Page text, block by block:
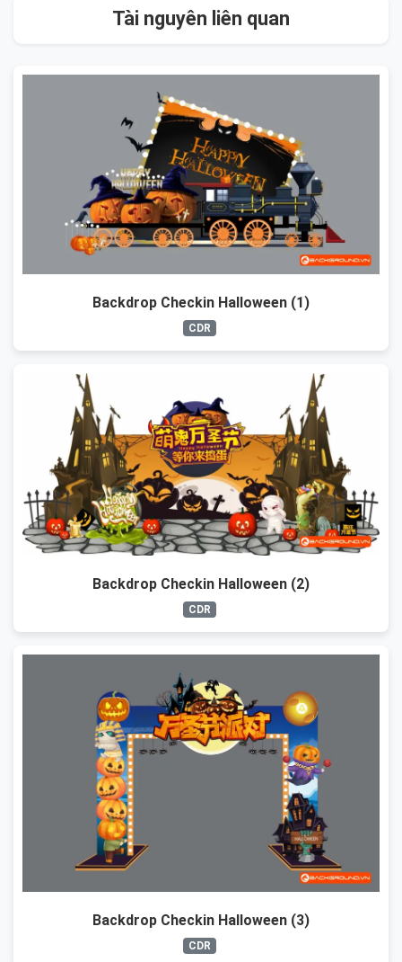
Tài nguyên liên quan
Backdrop Checkin Halloween (1)
CDR
Backdrop Checkin Halloween (2)
CDR
Backdrop Checkin Halloween (3)
CDR